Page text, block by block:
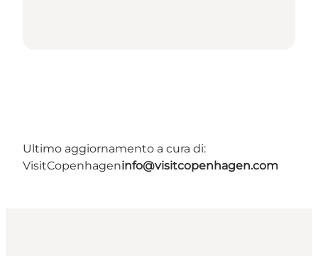
Ultimo aggiornamento a cura di:
VisitCopenhageninfo@visitcopenhagen.com